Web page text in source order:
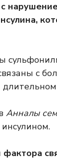
с
Анналы
фактора